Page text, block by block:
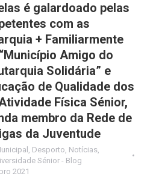
é galardoado pelas
com as
+ Familiarmente
Amigo do
Solidária” e
de Qualidade dos
Física Sénior,
membro da Rede de
da Juventude
, Desporto, Notícias,
Sénior - Blog
2021